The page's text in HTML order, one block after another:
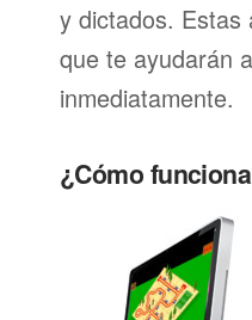
y dictados. Estas
que te ayudarán
inmediatamente.
¿Cómo